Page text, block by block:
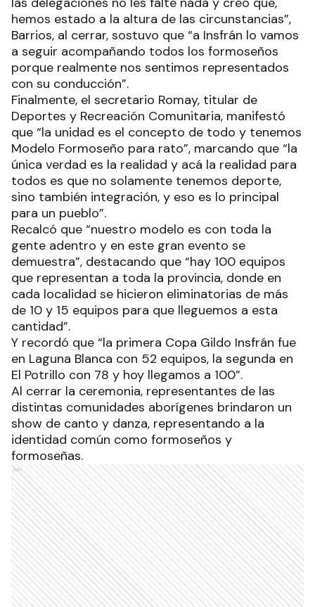
hemos estado a la altura de las circunstancias”,
Barrios, al cerrar, sostuvo que “a Insfrán lo vamos
a seguir acompañando todos los formoseños
porque realmente nos sentimos representados
con su conducción”.
Finalmente, el secretario Romay, titular de
Deportes y Recreación Comunitaria, manifestó
que “la unidad es el concepto de todo y tenemos
Modelo Formoseño para rato”, marcando que “la
única verdad es la realidad y acá la realidad para
todos es que no solamente tenemos deporte,
sino también integración, y eso es lo principal
para un pueblo”.
Recalcó que “nuestro modelo es con toda la
gente adentro y en este gran evento se
demuestra”, destacando que “hay 100 equipos
que representan a toda la provincia, donde en
cada localidad se hicieron eliminatorias de más
de 10 y 15 equipos para que lleguemos a esta
cantidad”.
Y recordó que “la primera Copa Gildo Insfrán fue
en Laguna Blanca con 52 equipos, la segunda en
El Potrillo con 78 y hoy llegamos a 100”.
Al cerrar la ceremonia, representantes de las
distintas comunidades aborígenes brindaron un
show de canto y danza, representando a la
identidad común como formoseños y
formoseñas.
Ads